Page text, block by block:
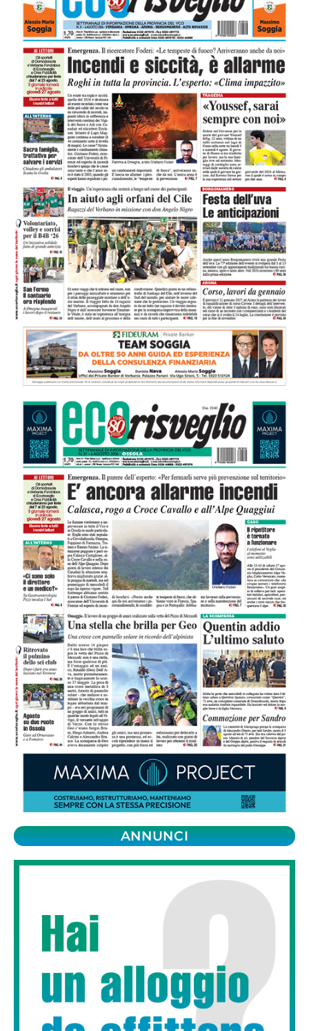
ANNUNCI